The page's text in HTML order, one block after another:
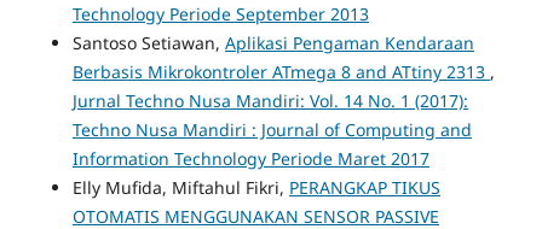
Technology Periode September 2013
Santoso Setiawan, Aplikasi Pengaman Kendaraan
Berbasis Mikrokontroler ATmega 8 and ATtiny 2313 ,
Jurnal Techno Nusa Mandiri: Vol. 14 No. 1 (2017):
Techno Nusa Mandiri : Journal of Computing and
Information Technology Periode Maret 2017
Elly Mufida, Miftahul Fikri, PERANGKAP TIKUS
OTOMATIS MENGGUNAKAN SENSOR PASSIVE